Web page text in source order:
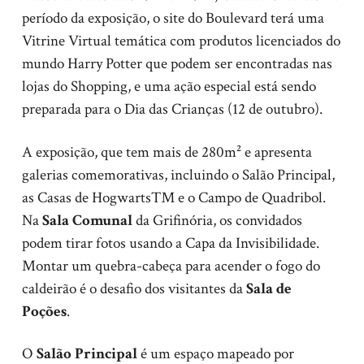
período da exposição, o site do Boulevard terá uma
Vitrine Virtual temática com produtos licenciados do
mundo Harry Potter que podem ser encontradas nas
lojas do Shopping, e uma ação especial está sendo
preparada para o Dia das Crianças (12 de outubro).
A exposição, que tem mais de 280m² e apresenta
galerias comemorativas, incluindo o Salão Principal,
as Casas de Hogwarts™ e o Campo de Quadribol.
NaSala Comunalda Grifinória, os convidados
podem tirar fotos usando a Capa da Invisibilidade.
Montar um quebra-cabeça para acender o fogo do
caldeirão é o desafio dos visitantes daSala de
Poções.
O Salão Principalé um espaço mapeado por